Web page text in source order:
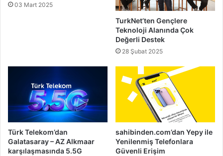
03 Mart 2025
TurkNet’ten Gençlere
Teknoloji Alanında Çok
Değerli Destek
28 Şubat 2025
Türk Telekom’dan
Galatasaray – AZ Alkmaar
karşılaşmasında 5.5G
sahibinden.com’dan Yepy ile
Yenilenmiş Telefonlara
Güvenli Erişim